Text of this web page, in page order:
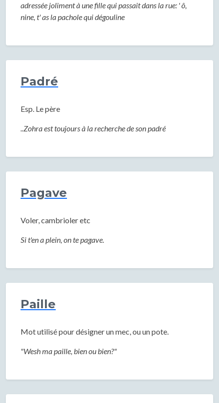
adressée joliment à une fille qui passait dans la rue: ' ô,
nine, t' as la pachole qui dégouline
Padré
Esp. Le père
..Zohra est toujours à la recherche de son padré
Pagave
Voler, cambrioler etc
Si t'en a plein, on te pagave.
Paille
Mot utilisé pour désigner un mec, ou un pote.
"Wesh ma paille, bien ou bien?"